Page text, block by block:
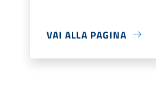
VAI ALLA PAGINA